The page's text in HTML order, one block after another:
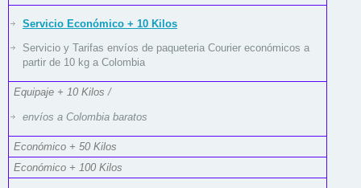
Servicio Económico + 10 Kilos
Servicio y Tarifas envíos de paqueteria Courier económicos a
partir de 10 kg a Colombia
Equipaje + 10 Kilos /
envíos a Colombia baratos
Económico + 50 Kilos
Económico + 100 Kilos